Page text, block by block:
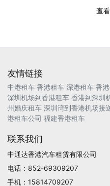
查
友情链接
中港租车 香港租车 深港租车 香
深圳机场到香港租车 香港到深圳
州婚庆租车 深圳湾到香港机场接
港租车公司 福建香港租车
联系我们
中通达香港汽车租赁有限公司
电话：852-69309207
手机：15814709207